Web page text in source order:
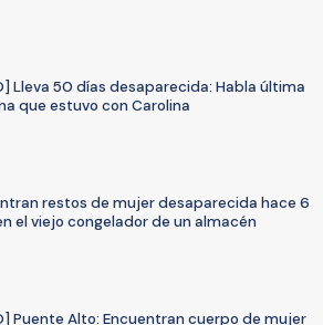
Lleva 50 días desaparecida: Habla última
que estuvo con Carolina
restos de mujer desaparecida hace 6
el viejo congelador de un almacén
Puente Alto: Encuentran cuerpo de mujer